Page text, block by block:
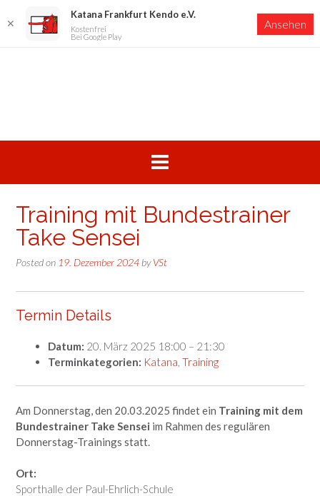
Training mit Bundestrainer
Take Sensei
Posted on 19. Dezember 2024 byVSt
Termin Details
Datum: 20. März 2025 18:00 – 21:30
Terminkategorien: Katana Training
Am Donnerstag, den 20.03.2025 findet ein Training mit dem
Bundestrainer Take Sensei im Rahmen des regulären
Donnerstag-Trainings statt.
Ort:
Sporthalle der Paul-Ehrlich-Schule
✕
Katana Frankfurt Kendo e.V.
Kostenfrei
Bei Google Play
Ansehen